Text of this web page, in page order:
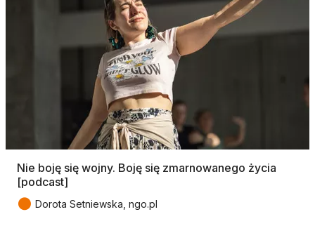
Nie boję się wojny. Boję się zmarnowanego życia
[podcast]
● Dorota Setniewska, ngo.pl